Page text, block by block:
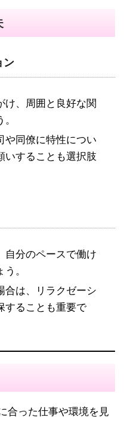
ン
け、周囲と良好な関
や同僚に特性につい
いすることも選択肢
自分のペースで働け
。
合は、リラクゼーシ
することも重要で
合った仕事や環境を見